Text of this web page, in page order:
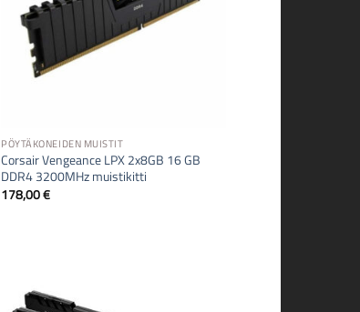
PÖYTÄKONEIDEN MUISTIT
Corsair Vengeance LPX 2x8GB 16 GB
DDR4 3200MHz muistikitti
178,00€